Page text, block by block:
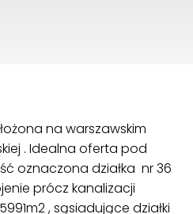
na warszawskim
. Idealna oferta pod
oznaczona działka nr 36
prócz kanalizacji
, sąsiadujące działki